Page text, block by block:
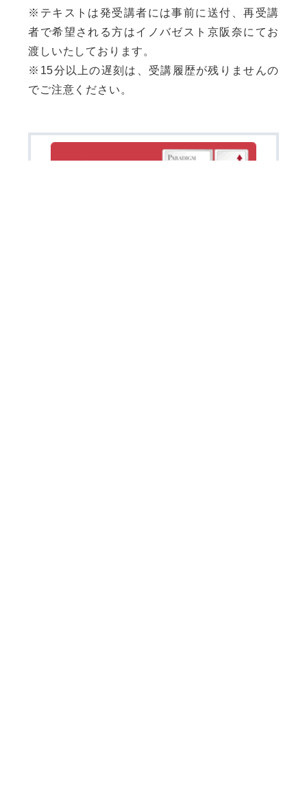
※テキストは発受講者には事前に送付、再受講
者で希望される方はイノバゼスト京阪奈にてお
渡しいたしております。
※15分以上の遅刻は、受講履歴が残りませんの
でご注意ください。